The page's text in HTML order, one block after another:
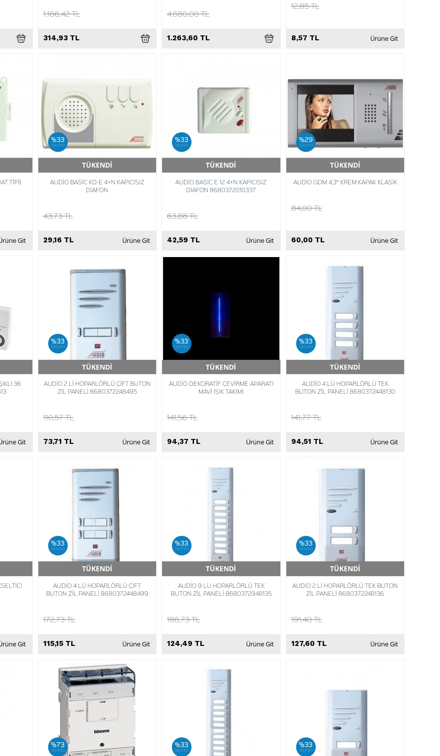
1.166,42 TL
314,93 TL
4.680,00 TL
1.263,60 TL
12,85 TL
8,57 TL Ürüne Git
TİPİ)
Git
TÜKENDİ
Hızlı Teslimat
AUDİO BASİC KD-E 4+N KAPICISIZ
DİAFON
43,73 TL
%33
iskonto
29,16 TL Ürüne Git
TÜKENDİ
Hızlı Teslimat
AUDİO BASİC E 12 4+N KAPICISIZ
DİAFON 8680372010337
63,88 TL
%33
iskonto
42,59 TL Ürüne Git
TÜKENDİ
Hızlı Teslimat
AUDİO GDM 4,3″ KREM KAPAK KLASİK
84,00 TL
%29
iskonto
60,00 TL Ürüne Git
36
Git
TÜKENDİ
Hızlı Teslimat
AUDİO 2 Lİ HOPARLÖRLÜ ÇİFT BUTON
ZİL PANELİ 8680372248495
110,57 TL
%33
iskonto
73,71 TL Ürüne Git
TÜKENDİ
Hızlı Teslimat
AUDİO DEKORATİF ÇEVİRME APARATI
MAVİ IŞIK TAKIMI
141,56 TL
%33
iskonto
94,37 TL Ürüne Git
TÜKENDİ
Hızlı Teslimat
AUDİO 4 LÜ HOPARLÖRLÜ TEK
BUTON ZİL PANELİ 8680372448130
141,77 TL
%33
iskonto
94,51 TL Ürüne Git
Git
TÜKENDİ
Hızlı Teslimat
AUDİO 4 LÜ HOPARLÖRLÜ ÇİFT
BUTON ZİL PANELİ 8680372448499
172,73 TL
%33
iskonto
115,15 TL Ürüne Git
TÜKENDİ
Hızlı Teslimat
AUDİO 9 LU HOPARLÖRLÜ TEK
BUTON ZİL PANELİ 8680372948135
186,73 TL
%33
iskonto
124,49 TL Ürüne Git
TÜKENDİ
Hızlı Teslimat
AUDİO 2 Lİ HOPARLÖRLÜ TEK BUTON
ZİL PANELİ 8680372248136
191,40 TL
%33
iskonto
127,60 TL Ürüne Git
%73
iskonto
%33
iskonto
%33
iskonto